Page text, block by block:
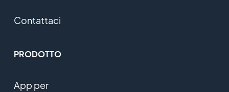
Contattaci
PRODOTTO
App per